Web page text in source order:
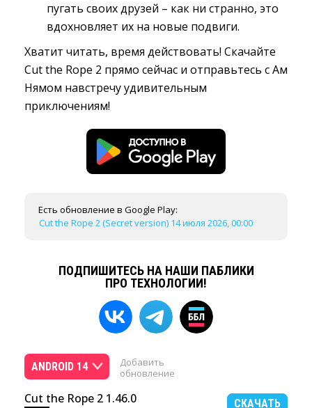
пугать своих друзей – как ни странно, это
вдохновляет их на новые подвиги.
Хватит читать, время действовать! Скачайте
Cut the Rope 2 прямо сейчас и отправьтесь с Ам
Нямом навстречу удивительным
приключениям!
Есть обновление в Google Play:
Cut the Rope 2 (Secret version) 14 июля 2026, 00:00
ПОДПИШИТЕСЬ НА НАШИ ПАБЛИКИ
ПРО ТЕХНОЛОГИИ!
ANDROID 14
Добавить
обновление
Cut the Rope 2 1.46.0 СКАЧАТЬ